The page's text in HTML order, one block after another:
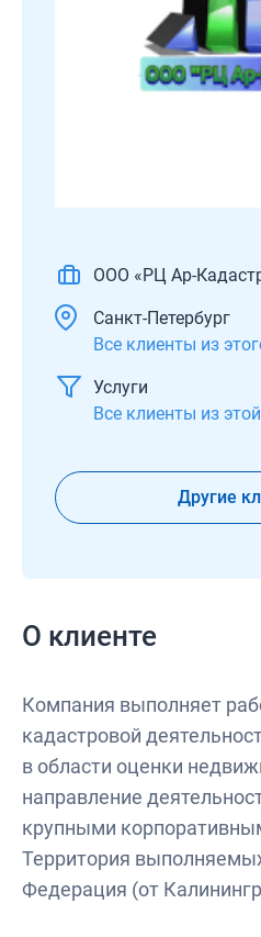
ООО «РЦ Ар-
Санкт-Петербург
Все клиенты из
Услуги
Все клиенты из
Другие
О клиенте
Компания выполняет
кадастровой
в области оценки
направление
крупными
Территория
Федерация (от